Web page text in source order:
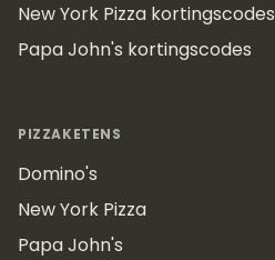
New York Pizza kortingscodes
Papa John's kortingscodes
PIZZAKETENS
Domino's
New York Pizza
Papa John's